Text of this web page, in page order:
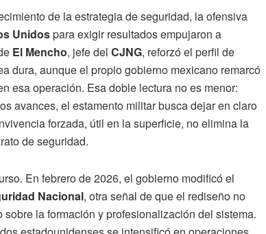
de la estrategia de seguridad, la ofensiva
Unidospara exigir resultados empujaron a
El Mencho, jefe del CJNG, reforzó el perfil de
dura, aunque el propio gobierno mexicano remarcó
esa operación. Esa doble lectura no es menor:
avances, el estamento militar busca dejar en claro
forzada, útil en la superficie, no elimina la
de seguridad.
En febrero de 2026, el gobierno modificó el
Nacional, otra señal de que el rediseño no
la formación y profesionalización del sistema.